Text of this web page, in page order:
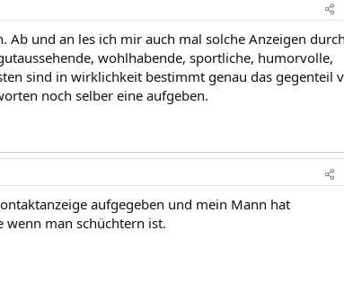
und an les ich mir auch mal solche Anzeigen durch
wohlhabende, sportliche, humorvolle,
sind in wirklichkeit bestimmt genau das gegenteil
noch selber eine aufgeben.
aufgegeben und mein Mann hat
wenn man schüchtern ist.